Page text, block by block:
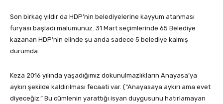
Son birkaç yıldır da HDP’nin belediyelerine kayyum atanması
furyası başladı malumunuz. 31 Mart seçimlerinde 65 Belediye
kazanan HDP’nin elinde şu anda sadece 5 belediye kalmış
durumda.
Keza 2016 yılında yaşadığımız dokunulmazlıkların Anayasa’ya
aykırı şekilde kaldırılması fecaati var. (“Anayasaya aykırı ama evet
diyeceğiz.” Bu cümlenin yarattığı isyan duygusunu hatırlamayan